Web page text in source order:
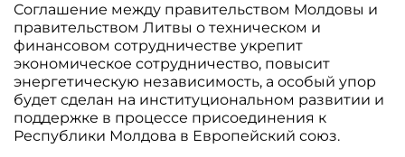
Соглашение между правительством Молдовы и
правительством Литвы о техническом и
финансовом сотрудничестве укрепит
экономическое сотрудничество, повысит
энергетическую независимость, а особый упор
будет сделан на институциональном развитии и
поддержке в процессе присоединения к
Республики Молдова в Европейский союз.